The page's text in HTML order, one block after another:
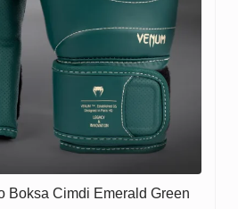
Boksa Cimdi Emerald Green